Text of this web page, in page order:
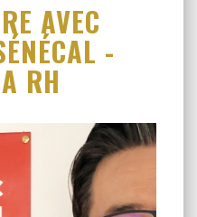
AVEC
-
RH